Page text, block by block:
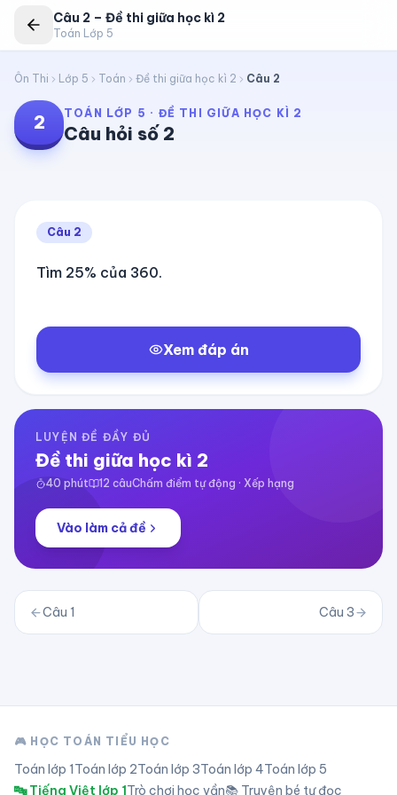
Câu 2 – Đề thi giữa học kì 2
Toán Lớp 5
Ôn Thi Lớp 5 Toán Đề thi giữa học kì 2 Câu 2
2 TOÁN LỚP 5 · ĐỀ THI GIỮA HỌC KÌ 2
Câu hỏi số 2
Câu 2
Tìm 25% của 360.
Xem đáp án
LUYỆN ĐỀ ĐẦY ĐỦ
Đề thi giữa học kì 2
40 phút 12 câuChấm điểm tự động · Xếp hạng
Vào làm cả đề
Câu 1 Câu 3
🎮 HỌC TOÁN TIỂU HỌC
Toán lớp 1Toán lớp 2Toán lớp 3Toán lớp 4Toán lớp 5
🔤 Tiếng Việt lớp 1Trò chơi học vần📚 Truyện bé tự đọc